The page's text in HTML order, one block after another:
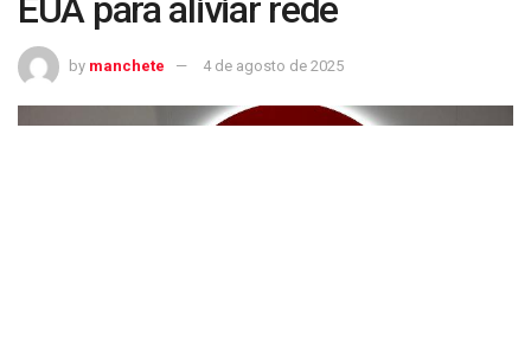
EUA para aliviar rede
by manchete 4 de agosto de 2025